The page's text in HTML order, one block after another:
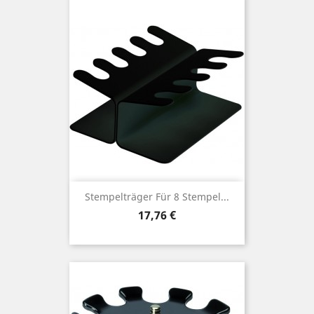
Stempelträger Für 8 Stempel...
Preis
17,76 €